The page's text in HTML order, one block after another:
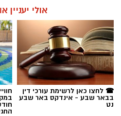
אולי יעניין
☎ לחצו כאן לרשימת עורכי דין
בבאר שבע - אינדקס באר שבע
נט